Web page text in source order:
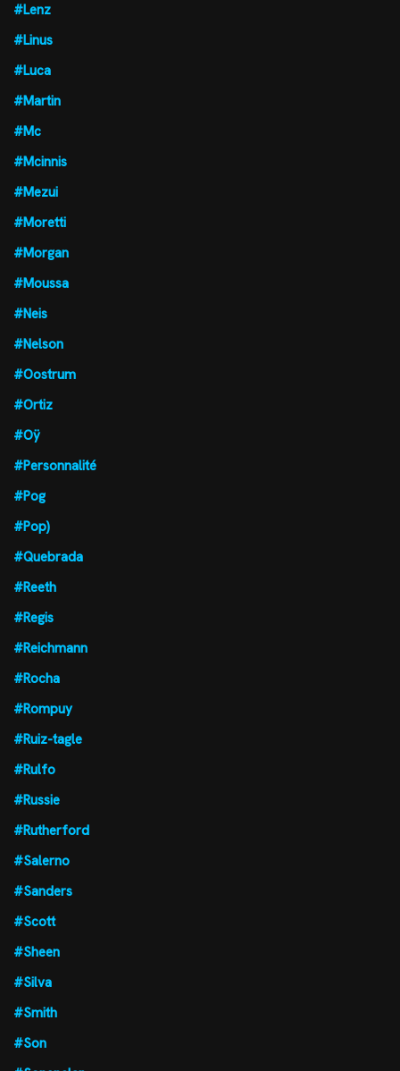
#Lenz
#Linus
#Luca
#Martin
#Mc
#Mcinnis
#Mezui
#Moretti
#Morgan
#Moussa
#Neis
#Nelson
#Oostrum
#Ortiz
#Oÿ
#Personnalité
#Pog
#Pop)
#Quebrada
#Reeth
#Regis
#Reichmann
#Rocha
#Rompuy
#Ruiz-tagle
#Rulfo
#Russie
#Rutherford
#Salerno
#Sanders
#Scott
#Sheen
#Silva
#Smith
#Son